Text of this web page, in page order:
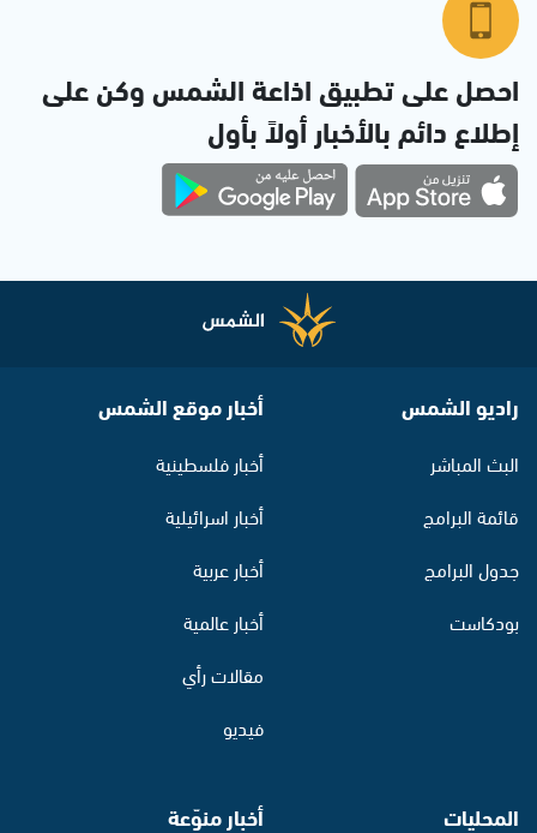
احصل على تطبيق اذاعة الشمس وكن على
إطلاع دائم بالأخبار أولاً بأول
راديو الشمس
البث المباشر
قائمة البرامج
جدول البرامج
بودكاست
أخبار موقع الشمس
أخبار فلسطينية
أخبار اسرائيلية
أخبار عربية
أخبار عالمية
مقالات رأي
فيديو
المحليات أخبار منوّعة